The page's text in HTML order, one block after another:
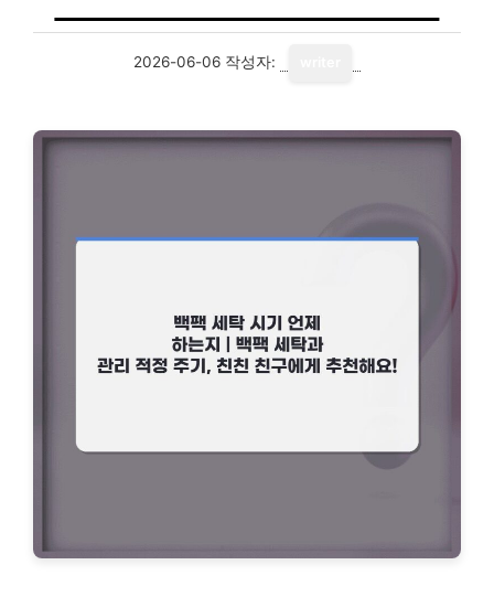
2026-06-06 작성자: